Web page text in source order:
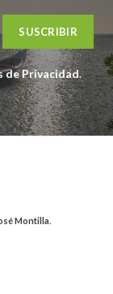
de Privacidad.
Montilla